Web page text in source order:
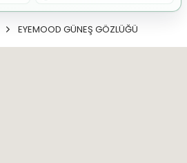
EYEMOOD GÜNEŞ GÖZLÜĞÜ